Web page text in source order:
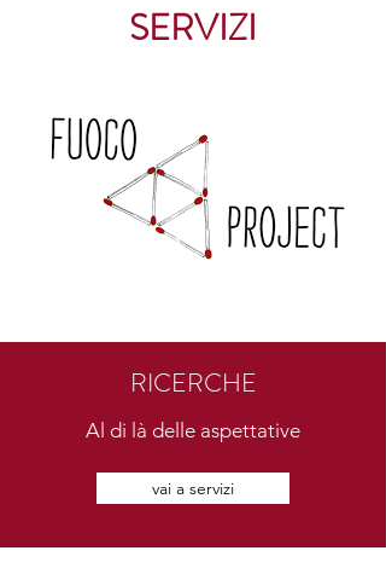
SERVIZI
RICERCHE
Al di là delle aspettative
vai a servizi